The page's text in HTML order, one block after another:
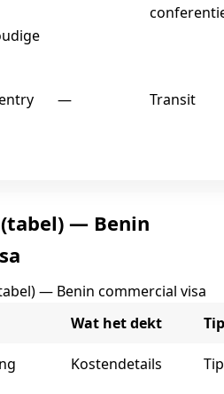
— Transit
— Benin
— Benin commercial visa
Wat het dekt Tip
Kostendetails Tip